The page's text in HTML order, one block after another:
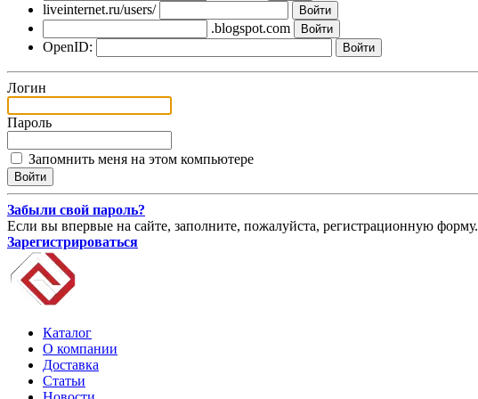
liveinternet.ru/users/
.blogspot.com
OpenID:
Логин
Пароль
Запомнить меня на этом компьютере
Забыли свой пароль?
Если вы впервые на сайте, заполните, пожалуйста, регистрационную форму.
Зарегистрироваться
Каталог
О компании
Доставка
Статьи